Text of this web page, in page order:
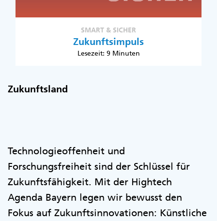
SMART & SICHER
Zukunftsimpuls
Lesezeit: 9 Minuten
Zukunftsland
Technologieoffenheit und
Forschungsfreiheit sind der Schlüssel für
Zukunftsfähigkeit. Mit der Hightech
Agenda Bayern legen wir bewusst den
Fokus auf Zukunftsinnovationen: Künstliche